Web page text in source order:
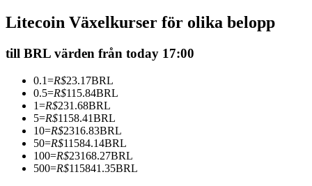
Futures med USDC som säkerhet
Kopiera Trading
Litecoin Växelkurser för olika belopp
till BRL värden från today 17:00
0.1=R$23.17BRL
0.5=R$115.84BRL
1=R$231.68BRL
5=R$1158.41BRL
10=R$2316.83BRL
50=R$11584.14BRL
100=R$23168.27BRL
500=R$115841.35BRL